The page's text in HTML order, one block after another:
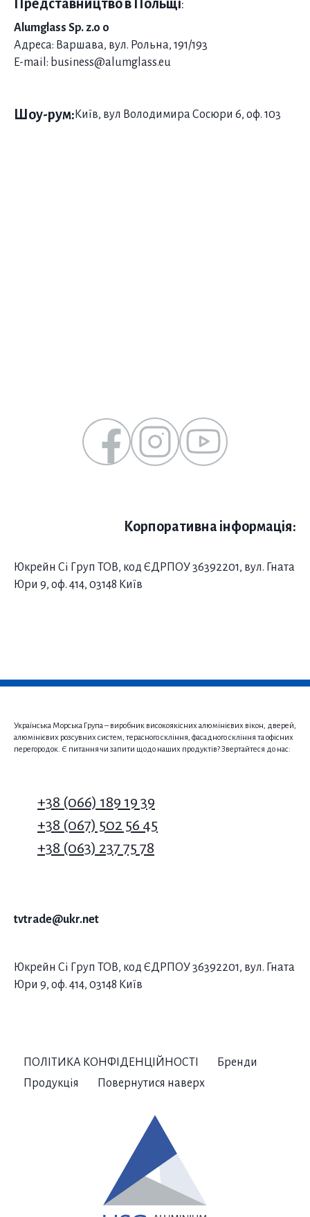
Представництво в Польщі:
Alumglass Sp. z.o o
Адреса: Варшава, вул. Рольна, 191/193
E-mail: business@alumglass.eu
Шоу-рум: Київ, вул Володимира Сосюри 6, оф. 103
Корпоративна інформація:
Юкрейн Сі Груп ТОВ, код ЄДРПОУ 36392201, вул. Гната
Юри 9, оф. 414, 03148 Київ
Українська Морська Група – виробник високоякісних алюмінієвих вікон, дверей,
алюмінієвих розсувних систем, терасного скління, фасадного скління та офісних
перегородок. Є питання чи запити щодо наших продуктів? Звертайтеся до нас:
+38 (066) 189 19 39
+38 (067) 502 56 45
+38 (063) 237 75 78
tvtrade@ukr.net
Юкрейн Сі Груп ТОВ, код ЄДРПОУ 36392201, вул. Гната
Юри 9, оф. 414, 03148 Київ
ПОЛІТИКА КОНФІДЕНЦІЙНОСТІ
Бренди
Продукція
Повернутися наверх